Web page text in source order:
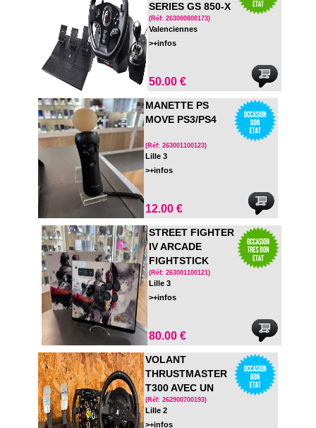
SERIES GS 850-X
AVEC PEDALIER
ET BOITE DE
VITESSE
(Réf: 263000800173)
Valenciennes
>+infos
50.00 €
MANETTE PS
MOVE PS3/PS4
(Réf: 263001100123)
Lille 3
>+infos
12.00 €
STREET FIGHTER
IV ARCADE
FIGHTSTICK
TOURNAMENT
EDITION PS3 EN
BOITE
(Réf: 263001100121)
Lille 3
>+infos
80.00 €
VOLANT
THRUSTMASTER
T300 AVEC UN
VOLANT FERRARI
EN PLUS
(Réf: 262900700193)
Lille 2
>+infos